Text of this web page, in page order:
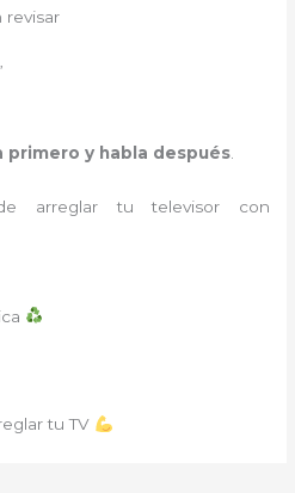
revisar
primero y habla después.
arreglar tu televisor con
tu TV